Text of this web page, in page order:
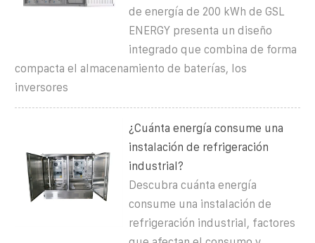
de energía de 200 kWh de GSL
ENERGY presenta un diseño
integrado que combina de forma
compacta el almacenamiento de baterías, los
inversores
¿Cuánta energía consume una
instalación de refrigeración
industrial?
Descubra cuánta energía
consume una instalación de
refrigeración industrial, factores